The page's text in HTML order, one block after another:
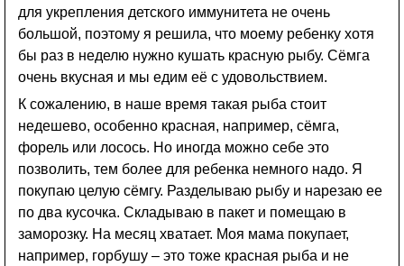
для укрепления детского иммунитета не очень
большой, поэтому я решила, что моему ребенку хотя
бы раз в неделю нужно кушать красную рыбу. Сёмга
очень вкусная и мы едим её с удовольствием.
К сожалению, в наше время такая рыба стоит
недешево, особенно красная, например, сёмга,
форель или лосось. Но иногда можно себе это
позволить, тем более для ребенка немного надо. Я
покупаю целую сёмгу. Разделываю рыбу и нарезаю ее
по два кусочка. Складываю в пакет и помещаю в
заморозку. На месяц хватает. Моя мама покупает,
например, горбушу – это тоже красная рыба и не